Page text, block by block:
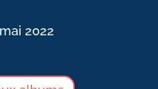
2022